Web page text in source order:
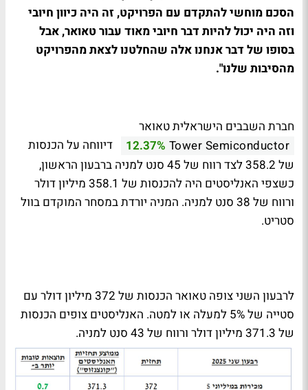
הסכם מוחשי להתקדם עם הפרויקט, זה היה כיוון חיובי
וזה היה יכול להיות דבר חיובי מאוד עבור טאואר, אבל
בסופו של דבר אנחנו אלה שהחלטנו לצאת מהפרויקט
מהסיבות שלנו".
חברת השבבים הישראלית טאואר
Tower Semiconductor
12.37%
דיווחה על הכנסות
של 358.2 לצד רווח של 45 סנט למניה ברבעון הראשון,
כשצפי האנליסטים היה להכנסות של 358.1 מיליון דולר
ורווח של 38 סנט למניה. המניה יורדת במסחר המוקדם בוול
סטריט.
לרבעון השני צופה טאואר הכנסות של 372 מיליון דולר עם
סטייה של 5% למעלה או למטה. האנליסטים צופים הכנסות
של 371.3 מיליון דולר ורווח של 43 סנט למניה.